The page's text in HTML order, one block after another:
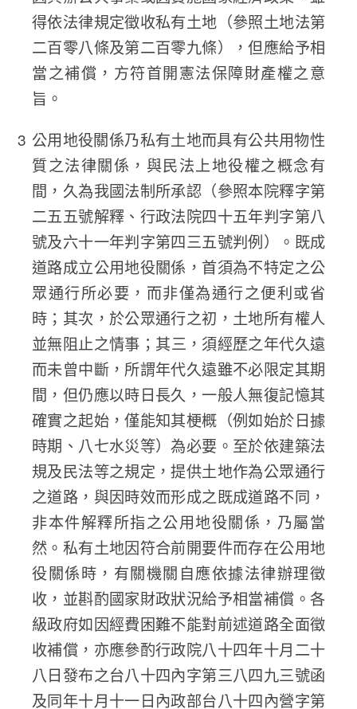
得依法律規定徵收私有土地（參照土地法第
二百零八條及第二百零九條），但應給予相
當之補償，方符首開憲法保障財產權之意
旨。
公用地役關係乃私有土地而具有公共用物性
質之法律關係，與民法上地役權之概念有
間，久為我國法制所承認（參照本院釋字第
二五五號解釋、行政法院四十五年判字第八
號及六十一年判字第四三五號判例）。既成
道路成立公用地役關係，首須為不特定之公
眾通行所必要，而非僅為通行之便利或省
時；其次，於公眾通行之初，土地所有權人
並無阻止之情事；其三，須經歷之年代久遠
而未曾中斷，所謂年代久遠雖不必限定其期
間，但仍應以時日長久，一般人無復記憶其
確實之起始，僅能知其梗概（例如始於日據
時期、八七水災等）為必要。至於依建築法
規及民法等之規定，提供土地作為公眾通行
之道路，與因時效而形成之既成道路不同，
非本件解釋所指之公用地役關係，乃屬當
然。私有土地因符合前開要件而存在公用地
役關係時，有關機關自應依據法律辦理徵
收，並斟酌國家財政狀況給予相當補償。各
級政府如因經費困難不能對前述道路全面徵
收補償，亦應參酌行政院八十四年十月二十
八日發布之台八十四內字第三八四九三號函
及同年十月十一日內政部台八十四內營字第